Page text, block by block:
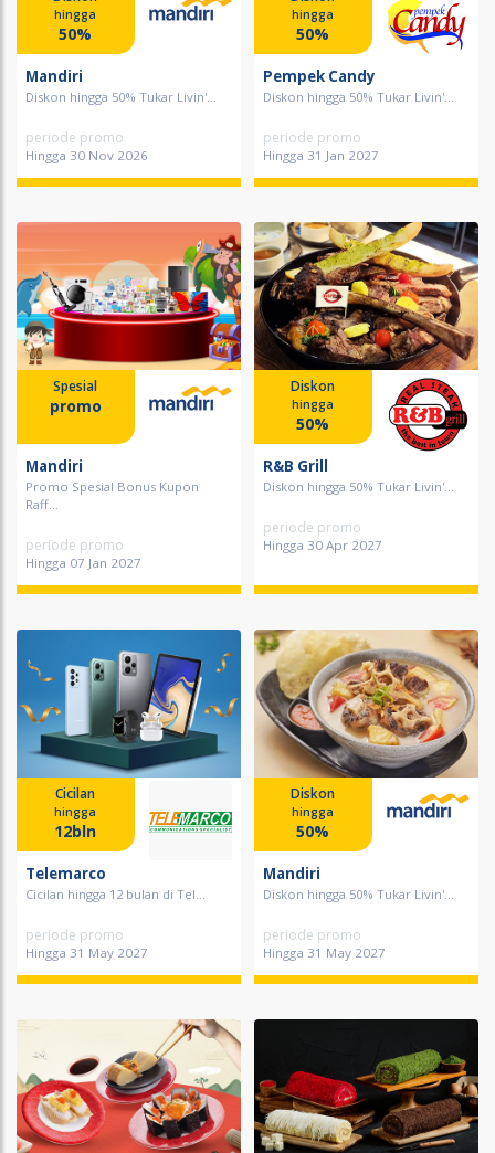
hingga
50%
Mandiri
Diskon hingga 50% Tukar Livin'...
periode promo
Hingga 30 Nov 2026
hingga
50%
Pempek Candy
Diskon hingga 50% Tukar Livin'...
periode promo
Hingga 31 Jan 2027
Spesial
promo
Mandiri
Promo Spesial Bonus Kupon
Raff...
periode promo
Hingga 07 Jan 2027
Diskon
hingga
50%
R&B Grill
Diskon hingga 50% Tukar Livin'...
periode promo
Hingga 30 Apr 2027
Cicilan
hingga
12bln
Telemarco
Cicilan hingga 12 bulan di Tel...
periode promo
Hingga 31 May 2027
Diskon
hingga
50%
Mandiri
Diskon hingga 50% Tukar Livin'...
periode promo
Hingga 31 May 2027